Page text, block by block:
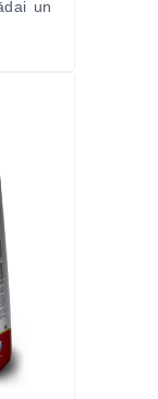
un